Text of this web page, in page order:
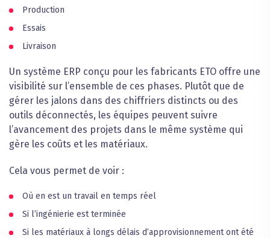
Production
Essais
Livraison
Un système ERP conçu pour les fabricants ETO offre une
visibilité sur l’ensemble de ces phases. Plutôt que de
gérer les jalons dans des chiffriers distincts ou des
outils déconnectés, les équipes peuvent suivre
l’avancement des projets dans le même système qui
gère les coûts et les matériaux.
Cela vous permet de voir :
Où en est un travail en temps réel
Si l’ingénierie est terminée
Si les matériaux à longs délais d’approvisionnement ont été